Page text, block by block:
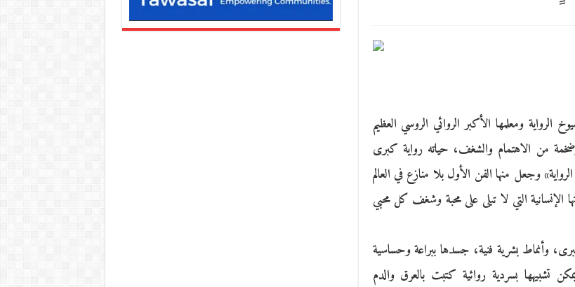
ومعلمها الأكبر الروائي الروسي العظيم
من الاهتمام والشغف، حياته رواية كبرى
وجعل منها الفن الأول بلا منازع في العالم
الإنسانية التي لا تبلى على محبة وشغف كل محبي
وأنماط بشرية فنية، جسدها ببراعة وحساسية
تشبيهها بسردية روائية كتبت بالعرق والدم